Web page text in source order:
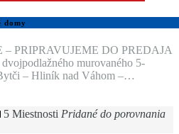
domy
PRIPRAVUJEME DO PREDAJA
murovaného 5-
– Hliník nad Váhom –…
5 Miestnosti Pridané do porovnania